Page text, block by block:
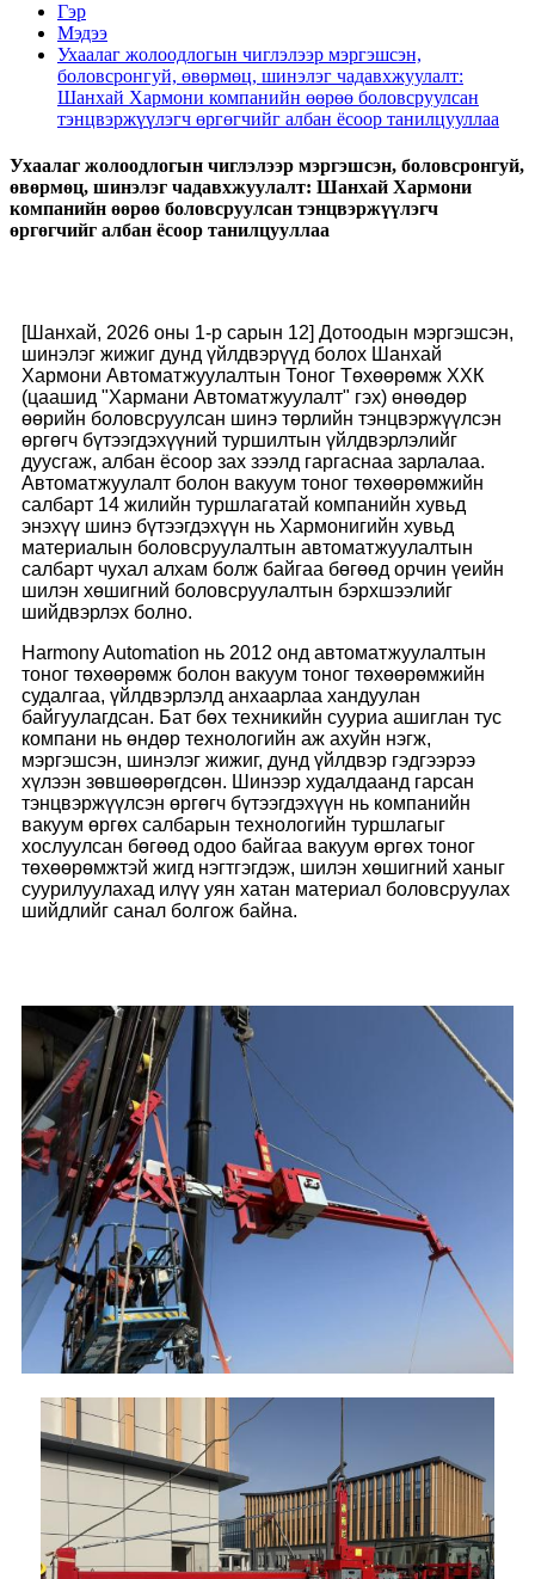
Гэр
Мэдээ
Ухаалаг жолоодлогын чиглэлээр мэргэшсэн,
боловсронгуй, өвөрмөц, шинэлэг чадавхжуулалт:
Шанхай Хармони компанийн өөрөө боловсруулсан
тэнцвэржүүлэгч өргөгчийг албан ёсоор танилцууллаа
Ухаалаг жолоодлогын чиглэлээр мэргэшсэн, боловсронгуй,
өвөрмөц, шинэлэг чадавхжуулалт: Шанхай Хармони
компанийн өөрөө боловсруулсан тэнцвэржүүлэгч
өргөгчийг албан ёсоор танилцууллаа
[Шанхай, 2026 оны 1-р сарын 12] Дотоодын мэргэшсэн,
шинэлэг жижиг дунд үйлдвэрүүд болох Шанхай
Хармони Автоматжуулалтын Тоног Төхөөрөмж ХХК
(цаашид "Хармани Автоматжуулалт" гэх) өнөөдөр
өөрийн боловсруулсан шинэ төрлийн тэнцвэржүүлсэн
өргөгч бүтээгдэхүүний туршилтын үйлдвэрлэлийг
дуусгаж, албан ёсоор зах зээлд гаргаснаа зарлалаа.
Автоматжуулалт болон вакуум тоног төхөөрөмжийн
салбарт 14 жилийн туршлагатай компанийн хувьд
энэхүү шинэ бүтээгдэхүүн нь Хармонигийн хувьд
материалын боловсруулалтын автоматжуулалтын
салбарт чухал алхам болж байгаа бөгөөд орчин үеийн
шилэн хөшигний боловсруулалтын бэрхшээлийг
шийдвэрлэх болно.
Harmony Automation нь 2012 онд автоматжуулалтын
тоног төхөөрөмж болон вакуум тоног төхөөрөмжийн
судалгаа, үйлдвэрлэлд анхаарлаа хандуулан
байгуулагдсан. Бат бөх техникийн сууриа ашиглан тус
компани нь өндөр технологийн аж ахуйн нэгж,
мэргэшсэн, шинэлэг жижиг, дунд үйлдвэр гэдгээрээ
хүлээн зөвшөөрөгдсөн. Шинээр худалдаанд гарсан
тэнцвэржүүлсэн өргөгч бүтээгдэхүүн нь компанийн
вакуум өргөх салбарын технологийн туршлагыг
хослуулсан бөгөөд одоо байгаа вакуум өргөх тоног
төхөөрөмжтэй жигд нэгтгэгдэж, шилэн хөшигний ханыг
суурилуулахад илүү уян хатан материал боловсруулах
шийдлийг санал болгож байна.